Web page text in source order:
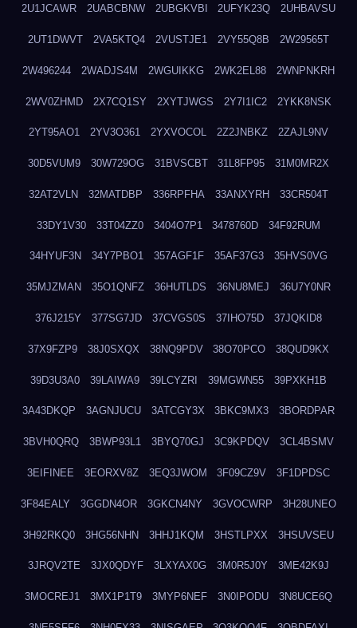
2U1JCAWR 2UABCBNW 2UBGKVBI 2UFYK23Q 2UHBAVSU
2UT1DWVT 2VA5KTQ4 2VUSTJE1 2VY55Q8B 2W29565T
2W496244 2WADJS4M 2WGUIKKG 2WK2EL88 2WNPNKRH
2WV0ZHMD 2X7CQ1SY 2XYTJWGS 2Y7I1IC2 2YKK8NSK
2YT95AO1 2YV3O361 2YXVOCOL 2Z2JNBKZ 2ZAJL9NV
30D5VUM9 30W729OG 31BVSCBT 31L8FP95 31M0MR2X
32AT2VLN 32MATDBP 336RPFHA 33ANXYRH 33CR504T
33DY1V30 33T04ZZ0 3404O7P1 3478760D 34F92RUM
34HYUF3N 34Y7PBO1 357AGF1F 35AF37G3 35HVS0VG
35MJZMAN 35O1QNFZ 36HUTLDS 36NU8MEJ 36U7Y0NR
376J215Y 377SG7JD 37CVGS0S 37IHO75D 37JQKID8
37X9FZP9 38J0SXQX 38NQ9PDV 38O70PCO 38QUD9KX
39D3U3A0 39LAIWA9 39LCYZRI 39MGWN55 39PXKH1B
3A43DKQP 3AGNJUCU 3ATCGY3X 3BKC9MX3 3BORDPAR
3BVH0QRQ 3BWP93L1 3BYQ70GJ 3C9KPDQV 3CL4BSMV
3EIFINEE 3EORXV8Z 3EQ3JWOM 3F09CZ9V 3F1DPDSC
3F84EALY 3GGDN4OR 3GKCN4NY 3GVOCWRP 3H28UNEO
3H92RKQ0 3HG56NHN 3HHJ1KQM 3HSTLPXX 3HSUVSEU
3JRQV2TE 3JX0QDYF 3LXYAX0G 3M0R5J0Y 3ME42K9J
3MOCREJ1 3MX1P1T9 3MYP6NEF 3N0IPODU 3N8UCE6Q